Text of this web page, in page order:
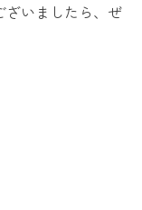
ざいましたら、ぜ